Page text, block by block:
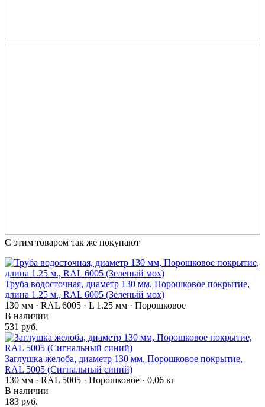
С этим товаром так же покупают
Труба водосточная, диаметр 130 мм, Порошковое покрытие,
длина 1.25 м., RAL 6005 (Зеленый мох)
130 мм · RAL 6005 · L 1.25 мм · Порошковое
В наличии
531 руб.
Заглушка желоба, диаметр 130 мм, Порошковое покрытие,
RAL 5005 (Сигнальный синий)
130 мм · RAL 5005 · Порошковое · 0,06 кг
В наличии
183 руб.